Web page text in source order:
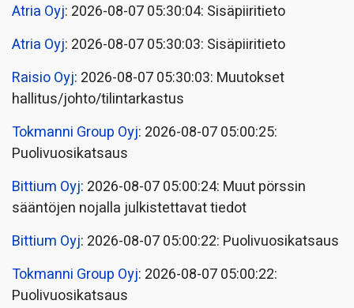
Atria Oyj: 2026-08-07 05:30:04: Sisäpiiritieto
Atria Oyj: 2026-08-07 05:30:03: Sisäpiiritieto
Raisio Oyj: 2026-08-07 05:30:03: Muutokset
hallitus/johto/tilintarkastus
Tokmanni Group Oyj: 2026-08-07 05:00:25:
Puolivuosikatsaus
Bittium Oyj: 2026-08-07 05:00:24: Muut pörssin
sääntöjen nojalla julkistettavat tiedot
Bittium Oyj: 2026-08-07 05:00:22: Puolivuosikatsaus
Tokmanni Group Oyj: 2026-08-07 05:00:22:
Puolivuosikatsaus